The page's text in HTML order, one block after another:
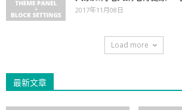
2017年11月08日
Load more
最新文章